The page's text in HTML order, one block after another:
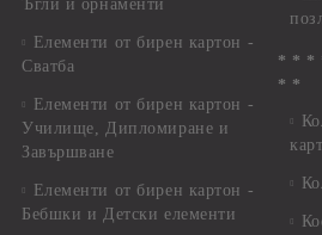
Ъгли и орнаменти
Елементи от бирен картон -
Сватба
Елементи от бирен картон -
Училище, Дипломиране и
Завършване
Елементи от бирен картон -
Бебшки и Детски елементи
* * *
* *